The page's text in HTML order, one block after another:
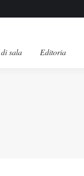
sala Editoria